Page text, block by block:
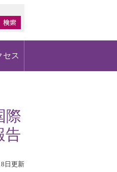
セス
際
告
日更新